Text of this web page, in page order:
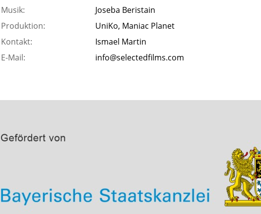
Musik:
Joseba Beristain
Produktion:
UniKo, Maniac Planet
Kontakt:
Ismael Martin
E-Mail:
info@selectedfilms.com